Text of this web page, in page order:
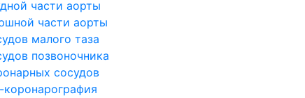
части аорты
части аорты
малого таза
позвоночника
сосудов